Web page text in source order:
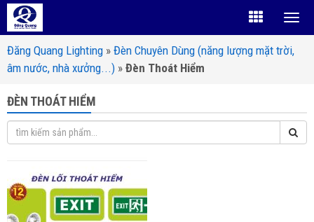
Đăng Quang Lighting » Đèn Chuyên Dùng (năng lượng mặt trời,
âm nước, nhà xưởng...) » Đèn Thoát Hiểm
ĐÈN THOÁT HIỂM